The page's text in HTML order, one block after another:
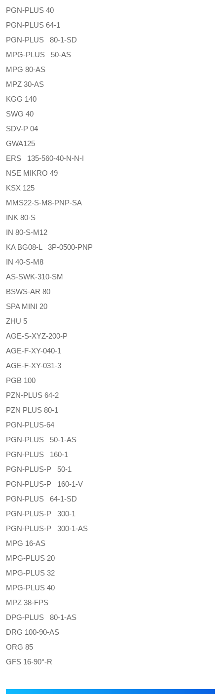
PGN-PLUS 40
PGN-PLUS 64-1
PGN-PLUS 80-1-SD
MPG-PLUS 50-AS
MPG 80-AS
MPZ 30-AS
KGG 140
SWG 40
SDV-P 04
GWA125
ERS 135-560-40-N-N-I
NSE MIKRO 49
KSX 125
MMS22-S-M8-PNP-SA
INK 80-S
IN 80-S-M12
KA BG08-L 3P-0500-PNP
IN 40-S-M8
AS-SWK-310-SM
BSWS-AR 80
SPA MINI 20
ZHU 5
AGE-S-XYZ-200-P
AGE-F-XY-040-1
AGE-F-XY-031-3
PGB 100
PZN-PLUS 64-2
PZN PLUS 80-1
PGN-PLUS-64
PGN-PLUS 50-1-AS
PGN-PLUS 160-1
PGN-PLUS-P 50-1
PGN-PLUS-P 160-1-V
PGN-PLUS 64-1-SD
PGN-PLUS-P 300-1
PGN-PLUS-P 300-1-AS
MPG 16-AS
MPG-PLUS 20
MPG-PLUS 32
MPG-PLUS 40
MPZ 38-FPS
DPG-PLUS 80-1-AS
DRG 100-90-AS
ORG 85
GFS 16-90°-R